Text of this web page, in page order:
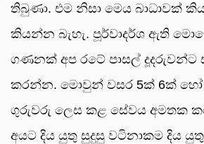
තිබුණා. එම නිසා මෙය බාධාවක්
කියන්න බැහැ. පූර්වාදර්ශ ඇති
ගණනක් අප රටේ පාසල් දූදරුවන්ට
කරන්න. මොවුන් වසර 5ක් 6ක් හෝ
ගුරුවරු ලෙස කළ සේවය අමතක
අයට දිය යුතු සුදුසු වටිනාකම දිය